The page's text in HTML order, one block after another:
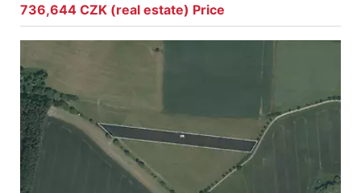
736,644 CZK (real estate) Price